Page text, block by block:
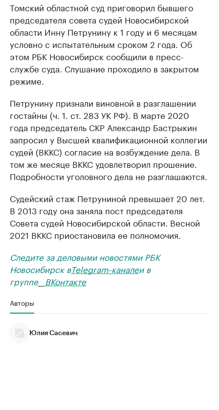
Томский областной суд приговорил бывшего
председателя совета судей Новосибирской
области Инну Петрунину к 1 году и 6 месяцам
условно с испытательным сроком 2 года. Об
этом РБК Новосибирск сообщили в пресс-
службе суда. Слушание проходило в закрытом
режиме.
Петрунину признали виновной в разглашении
гостайны (ч. 1. ст. 283 УК РФ). В марте 2020
года председатель СКР Александр Бастрыкин
запросил у Высшей квалификационной коллегии
судей (ВККС) согласие на возбуждение дела. В
том же месяце ВККС удовлетворил прошение.
Подробности уголовного дела не разглашаются.
Судейский стаж Петруниной превышает 20 лет.
В 2013 году она заняла пост председателя
Совета судей Новосибирской области. Весной
2021 ВККС приостановила ее полномочия.
Следите за деловыми новостями РБК
Новосибирск вTelegram-каналеи в
группе__ ВКонтакте
Авторы
Юлия Сасевич